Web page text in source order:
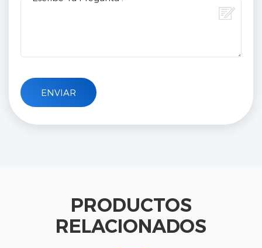
PRODUCTOS
RELACIONADOS